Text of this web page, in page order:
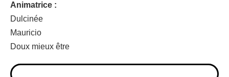
Animatrice :
Dulcinée
Mauricio
Doux mieux être